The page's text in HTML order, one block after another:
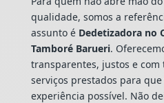
qualidade, somos a
assunto é Dedetizadora no
Tamboré Barueri.
transparentes, justos e
serviços prestados para
experiência possível. Não